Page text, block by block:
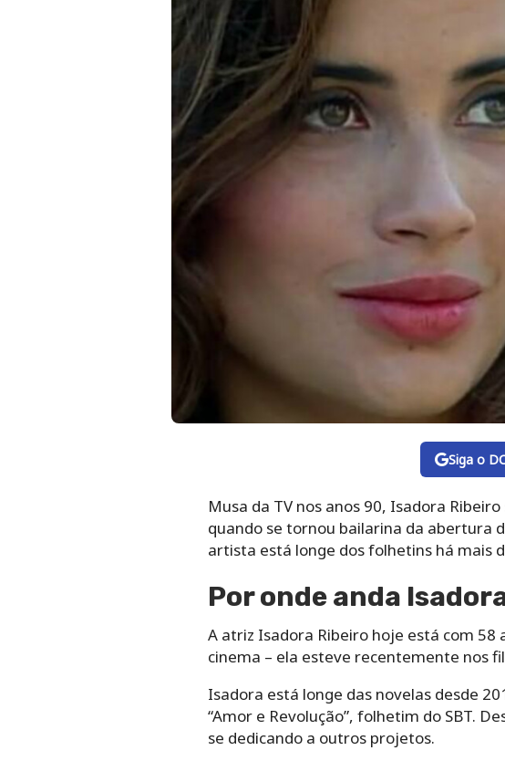
Siga o
Musa da TV nos anos 90, Isadora
quando se tornou bailarina da abertura
artista está longe dos folhetins há mais
Por onde anda
A atriz Isadora Ribeiro hoje está com 58
cinema – ela esteve recentemente nos
Isadora está longe das novelas desde
“Amor e Revolução”, folhetim do SBT.
se dedicando a outros projetos.